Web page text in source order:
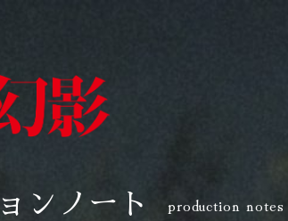
ンノート production notes